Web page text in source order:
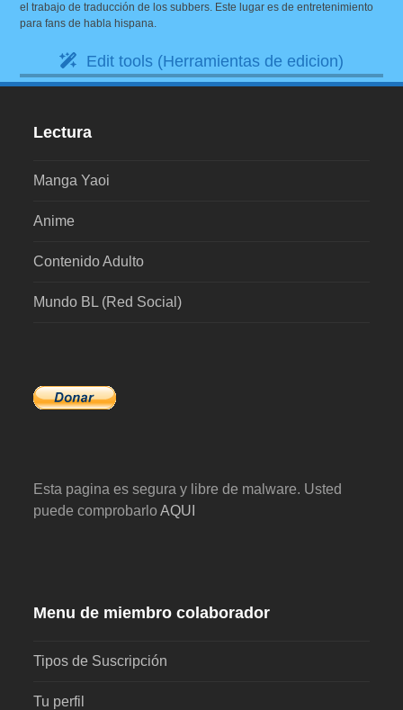
el trabajo de traducción de los subbers. Este lugar es de entretenimiento
para fans de habla hispana.
Edit tools (Herramientas de edicion)
Lectura
Manga Yaoi
Anime
Contenido Adulto
Mundo BL (Red Social)
Esta pagina es segura y libre de malware. Usted
puede comprobarloAQUI
Menu de miembro colaborador
Tipos de Suscripción
Tu perfil